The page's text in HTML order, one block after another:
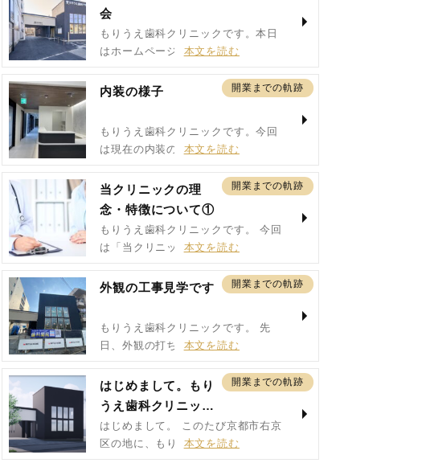
会
もりうえ歯科クリニックです。本日
はホームページの撮…
内装の様子
もりうえ歯科クリニックです。今回
は現在の内装の様子…
開業までの軌跡
当クリニックの理
念・特徴について①
もりうえ歯科クリニックです。 今回
は「当クリニック…
開業までの軌跡
外観の工事見学です
もりうえ歯科クリニックです。 先
日、外観の打ち合わ…
開業までの軌跡
はじめまして。もり
うえ歯科クリニッ
ク...
はじめまして。 このたび京都市右京
区の地に、もりう…
開業までの軌跡